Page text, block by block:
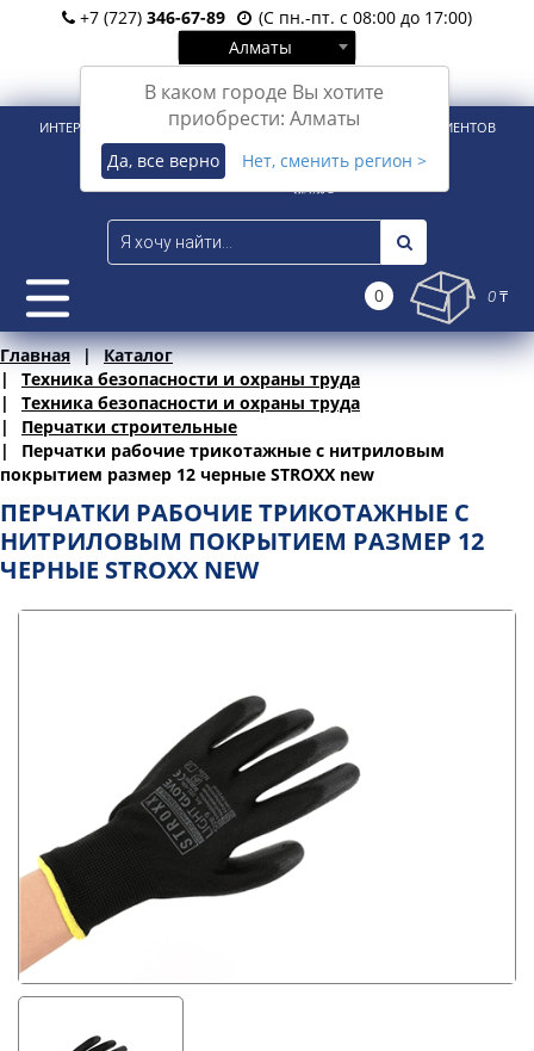
+7 (727) 346-67-89
(С пн.-пт. с 08:00 до 17:00)
Алматы
В каком городе Вы хотите
приобрести: Алматы
Да, все верно Нет, сменить регион >
Вход Регистрация
ИНТЕРНЕТ-МАГАЗИН ДЛЯ РОЗНИЧНЫХ И КОРПОРАТИВНЫХ КЛИЕНТОВ
0 0 ₸
Главная
Каталог
Техника безопасности и охраны труда
Техника безопасности и охраны труда
Перчатки строительные
Перчатки рабочие трикотажные с нитриловым
покрытием размер 12 черные STROXX new
ПЕРЧАТКИ РАБОЧИЕ ТРИКОТАЖНЫЕ С
НИТРИЛОВЫМ ПОКРЫТИЕМ РАЗМЕР 12
ЧЕРНЫЕ STROXX NEW